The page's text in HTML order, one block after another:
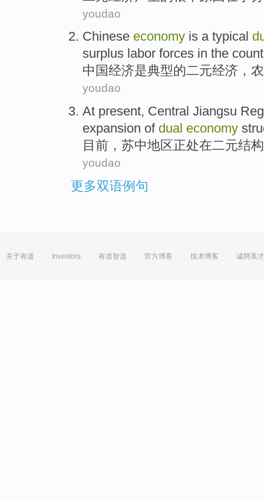
youdao
Chinese economy is a typical
surplus labor forces in the
中国经济是典型的二元经济，
youdao
At present, Central Jiangsu
expansion of dual economy
目前 ， 苏中地区正处在二元结构
youdao
更多双语例句
关于有道 Investors 有道智选 官方博客 技术博客 诚聘英才